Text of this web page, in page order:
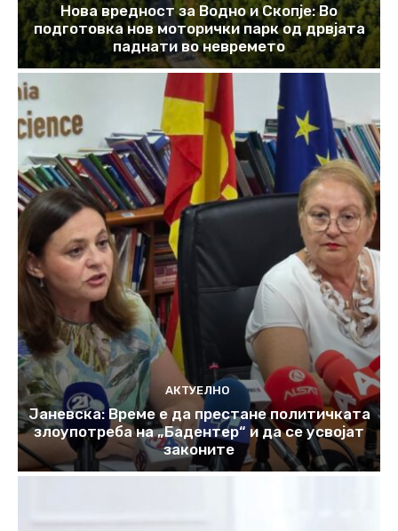
Нова вредност за Водно и Скопје: Во
подготовка нов моторички парк од дрвјата
паднати во невремето
АКТУЕЛНО
Јаневска: Време е да престане политичката
злоупотреба на „Бадентер“ и да се усвојат
законите